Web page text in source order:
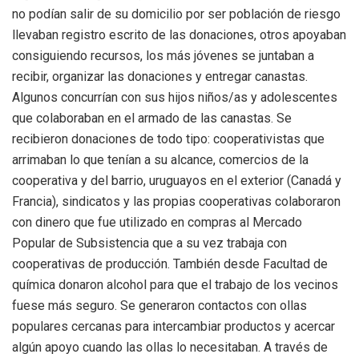
no podían salir de su domicilio por ser población de riesgo
llevaban registro escrito de las donaciones, otros apoyaban
consiguiendo recursos, los más jóvenes se juntaban a
recibir, organizar las donaciones y entregar canastas.
Algunos concurrían con sus hijos niños/as y adolescentes
que colaboraban en el armado de las canastas. Se
recibieron donaciones de todo tipo: cooperativistas que
arrimaban lo que tenían a su alcance, comercios de la
cooperativa y del barrio, uruguayos en el exterior (Canadá y
Francia), sindicatos y las propias cooperativas colaboraron
con dinero que fue utilizado en compras al Mercado
Popular de Subsistencia que a su vez trabaja con
cooperativas de producción. También desde Facultad de
química donaron alcohol para que el trabajo de los vecinos
fuese más seguro. Se generaron contactos con ollas
populares cercanas para intercambiar productos y acercar
algún apoyo cuando las ollas lo necesitaban. A través de